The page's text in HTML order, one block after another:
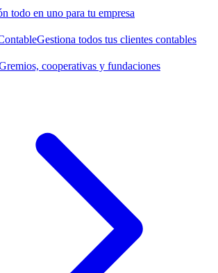
todo en uno para tu empresa
Gestiona todos tus clientes contables
cooperativas y fundaciones